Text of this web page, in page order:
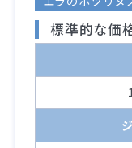
標準的な価